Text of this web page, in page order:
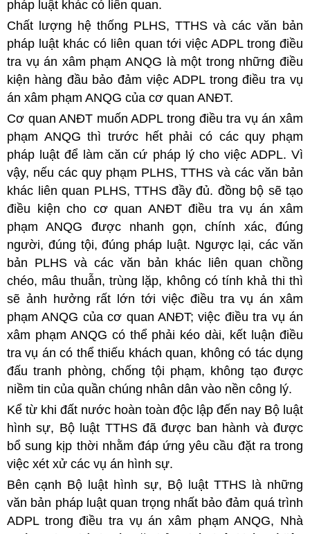
pháp luật khác có liên quan.
Chất lượng hệ thống PLHS, TTHS và các văn bản
pháp luật khác có liên quan tới việc ADPL trong điều
tra vụ án xâm phạm ANQG là một trong những điều
kiện hàng đầu bảo đảm việc ADPL trong điều tra vụ
án xâm phạm ANQG của cơ quan ANĐT.
Cơ quan ANĐT muốn ADPL trong điều tra vụ án xâm
phạm ANQG thì trước hết phải có các quy phạm
pháp luật để làm căn cứ pháp lý cho việc ADPL. Vì
vậy, nếu các quy phạm PLHS, TTHS và các văn bản
khác liên quan PLHS, TTHS đầy đủ. đồng bộ sẽ tạo
điều kiện cho cơ quan ANĐT điều tra vụ án xâm
phạm ANQG được nhanh gọn, chính xác, đúng
người, đúng tội, đúng pháp luật. Ngược lại, các văn
bản PLHS và các văn bản khác liên quan chồng
chéo, mâu thuẫn, trùng lặp, không có tính khả thi thì
sẽ ảnh hưởng rất lớn tới việc điều tra vụ án xâm
phạm ANQG của cơ quan ANĐT; việc điều tra vụ án
xâm phạm ANQG có thể phải kéo dài, kết luận điều
tra vụ án có thể thiếu khách quan, không có tác dụng
đấu tranh phòng, chống tội phạm, không tạo được
niềm tin của quần chúng nhân dân vào nền công lý.
Kể từ khi đất nước hoàn toàn độc lập đến nay Bộ luật
hình sự, Bộ luật TTHS đã được ban hành và được
bổ sung kịp thời nhằm đáp ứng yêu cầu đặt ra trong
việc xét xử các vụ án hình sự.
Bên cạnh Bộ luật hình sự, Bộ luật TTHS là những
văn bản pháp luật quan trọng nhất bảo đảm quá trình
ADPL trong điều tra vụ án xâm phạm ANQG, Nhà